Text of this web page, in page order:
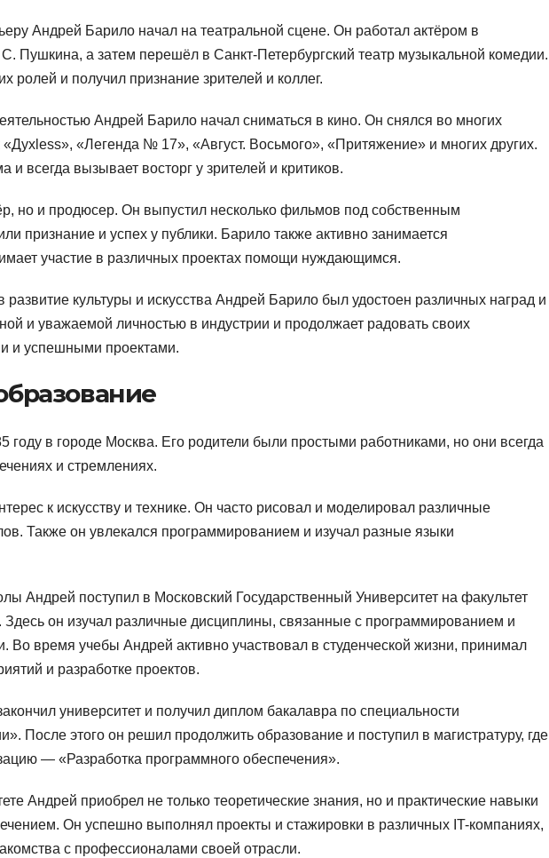
Андрей Барило начал на театральной сцене. Он работал актёром в
Пушкина, а затем перешёл в Санкт-Петербургский театр музыкальной комедии.
ролей и получил признание зрителей и коллег.
Андрей Барило начал сниматься в кино. Он снялся во многих
«Духless», «Легенда № 17», «Август. Восьмого», «Притяжение» и многих других.
и всегда вызывает восторг у зрителей и критиков.
но и продюсер. Он выпустил несколько фильмов под собственным
признание и успех у публики. Барило также активно занимается
участие в различных проектах помощи нуждающимся.
развитие культуры и искусства Андрей Барило был удостоен различных наград и
и уважаемой личностью в индустрии и продолжает радовать своих
и успешными проектами.
году в городе Москва. Его родители были простыми работниками, но они всегда
и стремлениях.
к искусству и технике. Он часто рисовал и моделировал различные
Также он увлекался программированием и изучал разные языки
Андрей поступил в Московский Государственный Университет на факультет
он изучал различные дисциплины, связанные с программированием и
Во время учебы Андрей активно участвовал в студенческой жизни, принимал
и разработке проектов.
университет и получил диплом бакалавра по специальности
После этого он решил продолжить образование и поступил в магистратуру, где
— «Разработка программного обеспечения».
Андрей приобрел не только теоретические знания, но и практические навыки
Он успешно выполнял проекты и стажировки в различных IT-компаниях,
с профессионалами своей отрасли.